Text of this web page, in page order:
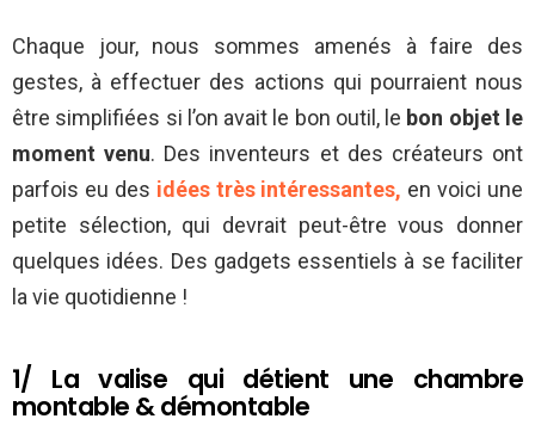
Chaque jour, nous sommes amenés à faire des
gestes, à effectuer des actions qui pourraient nous
être simplifiées si l’on avait le bon outil, le bon objet le
moment venu. Des inventeurs et des créateurs ont
parfois eu des idées très intéressantes, en voici une
petite sélection, qui devrait peut-être vous donner
quelques idées. Des gadgets essentiels à se faciliter
la vie quotidienne !
1/ La valise qui détient une chambre
montable & démontable